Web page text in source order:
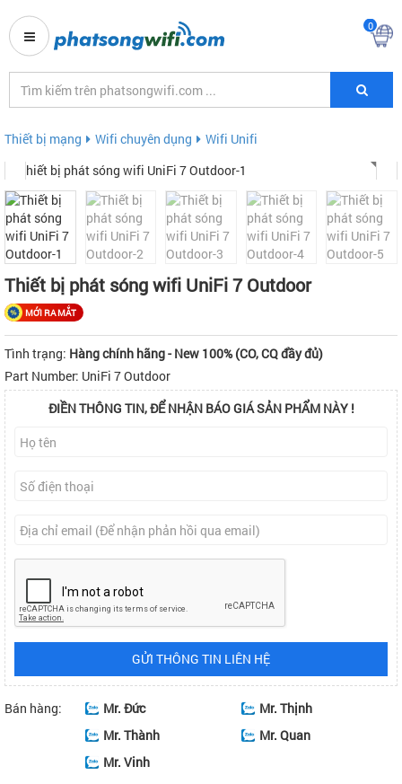
0
Thiết bị mạng Wifi chuyên dụng Wifi Unifi
Thiết bị phát sóng wifi UniFi 7 Outdoor
MỚI RA MẮT
Tình trạng: Hàng chính hãng - New 100% (CO, CQ đầy đủ)
Part Number: UniFi 7 Outdoor
ĐIỀN THÔNG TIN, ĐỂ NHẬN BÁO GIÁ SẢN PHẨM NÀY !
GỬI THÔNG TIN LIÊN HỆ
Bán hàng: Mr. Đức
Mr. Thịnh
Mr. Thành
Mr. Quan
Mr. Vinh